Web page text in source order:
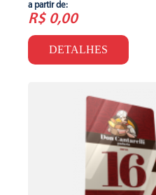
a partir de:
R$ 0,00
DETALHES